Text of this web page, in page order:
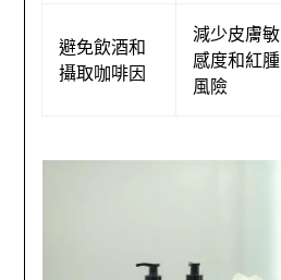
避免飲酒和
攝取咖啡因
減少皮膚敏
感度和紅腫
風險